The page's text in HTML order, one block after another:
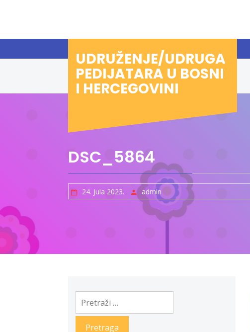
UDRUŽENJE/UDRUGA
PEDIJATARA U BOSNI
I HERCEGOVINI
DSC_5864
24. Jula 2023. admin
Pretraga: